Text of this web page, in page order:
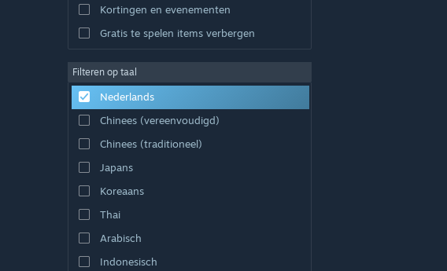
Kortingen en evenementen
Gratis te spelen items verbergen
Filteren op taal
Nederlands
Chinees (vereenvoudigd)
Chinees (traditioneel)
Japans
Koreaans
Thai
Arabisch
Indonesisch